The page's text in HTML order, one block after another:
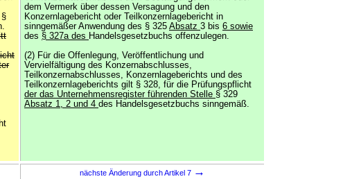
§
dem Vermerk über dessen Versagung und den
Konzernlagebericht oder Teilkonzernlagebericht in
sinngemäßer Anwendung des § 325 Absatz 3 bis 6 sowie
des § 327a des Handelsgesetzbuchs offenzulegen.
(2) Für die Offenlegung, Veröffentlichung und
Vervielfältigung des Konzernabschlusses,
Teilkonzernabschlusses, Konzernlageberichts und des
Teilkonzernlageberichts gilt § 328, für die Prüfungspflicht
der das Unternehmensregister führenden Stelle § 329
Absatz 1, 2 und 4 des Handelsgesetzbuchs sinngemäß.
nächste Änderung durch Artikel 7 →